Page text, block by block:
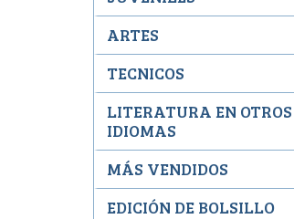
ARTES
TECNICOS
LITERATURA EN OTROS
IDIOMAS
MÁS VENDIDOS
EDICIÓN DE BOLSILLO